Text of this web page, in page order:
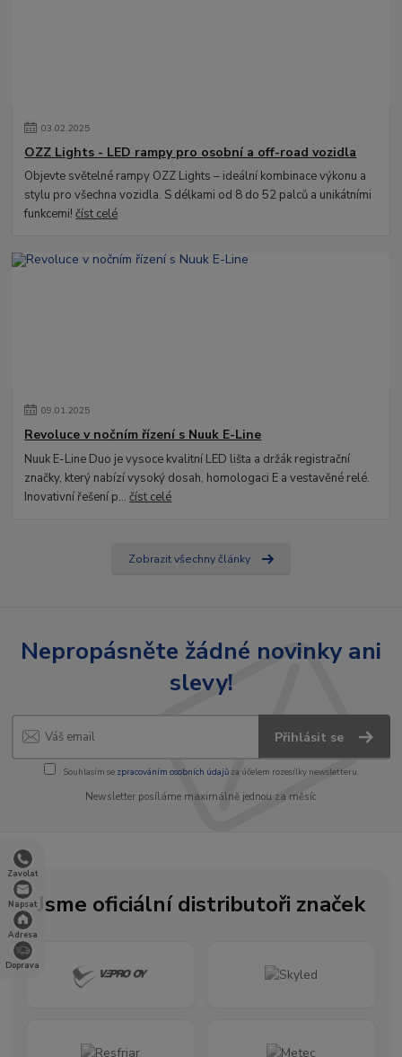
Zavolat
Napsat
Adresa
Doprava
03.02.2025
OZZ Lights - LED rampy pro osobní a off-road vozidla
Objevte světelné rampy OZZ Lights – ideální kombinace výkonu a
stylu pro všechna vozidla. S délkami od 8 do 52 palců a unikátními
funkcemi!číst celé
09.01.2025
Revoluce v nočním řízení s Nuuk E-Line
Nuuk E-Line Duo je vysoce kvalitní LED lišta a držák registrační
značky, který nabízí vysoký dosah, homologaci E a vestavěné relé.
Inovativní řešení p...číst celé
Zobrazit všechny články
Nepropásněte žádné novinky ani
slevy!
Přihlásit se
Souhlasím se zpracováním osobních údajůza účelem rozesílky newsletteru.
Newsletter posíláme maximálně jednou za měsíc
Jsme oficiální distributoři značek